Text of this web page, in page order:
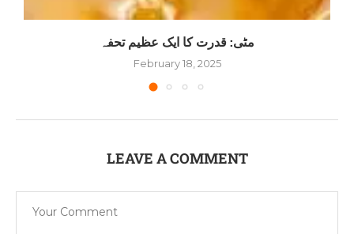
مٹی: قدرت کا ایک عظیم تحفہ
February 18, 2025
LEAVE A COMMENT